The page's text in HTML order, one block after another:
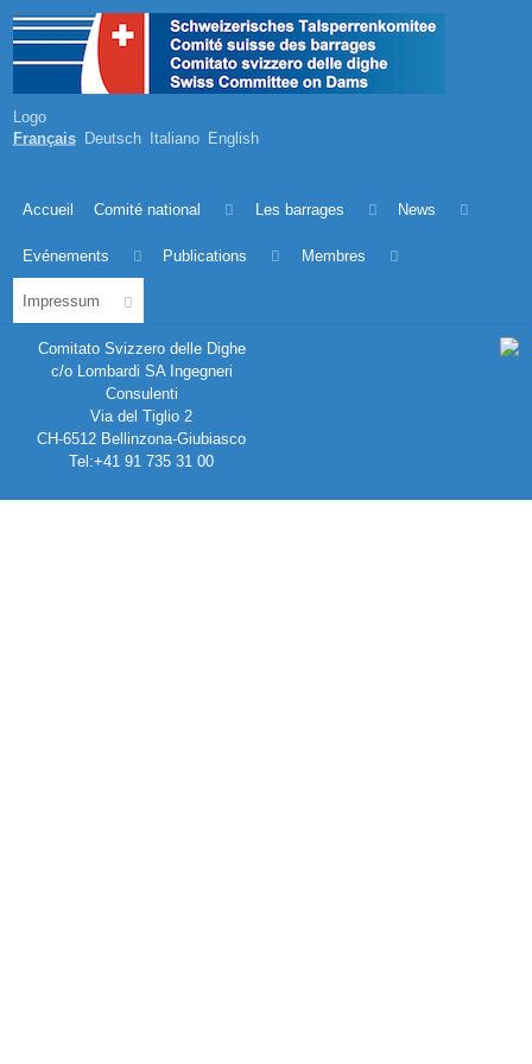
Logo
Français Deutsch Italiano English
Accueil Comité national Les barrages News
Evénements Publications Membres
Impressum
Comitato Svizzero delle Dighe
c/o Lombardi SA Ingegneri
Consulenti
Via del Tiglio 2
CH-6512 Bellinzona-Giubiasco
Tel:+41 91 735 31 00